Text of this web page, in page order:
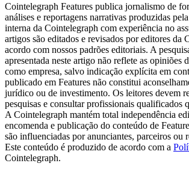
Cointelegraph Features publica jornalismo de
análises e reportagens narrativas produzidas
interna da Cointelegraph com experiência no
artigos são editados e revisados por editores da
acordo com nossos padrões editoriais. A
apresentada neste artigo não reflete as opiniões
como empresa, salvo indicação explícita em
publicado em Features não constitui
jurídico ou de investimento. Os leitores devem
pesquisas e consultar profissionais qualificados
A Cointelegraph mantém total independência
encomenda e publicação do conteúdo de
são influenciadas por anunciantes, parceiros ou
Este conteúdo é produzido de acordo com a
Cointelegraph.